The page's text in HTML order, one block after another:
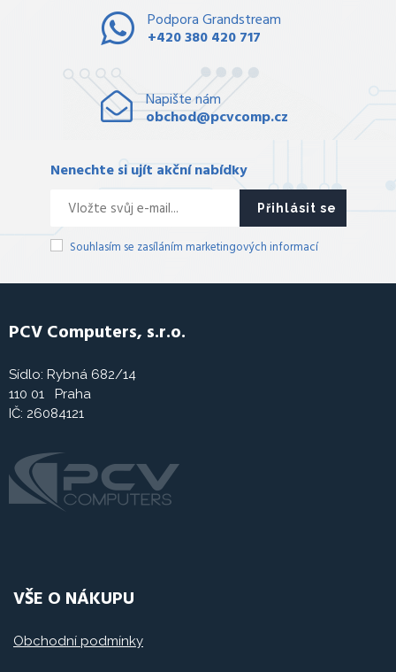
Podpora Grandstream
+420 380 420 717
Napište nám
obchod@pcvcomp.cz
Nenechte si ujít akční nabídky
Přihlásit se
Souhlasím se zasíláním marketingových informací
PCV Computers, s.r.o.
Sídlo: Rybná 682/14
110 01 Praha
IČ: 26084121
VŠE O NÁKUPU
Obchodní podmínky